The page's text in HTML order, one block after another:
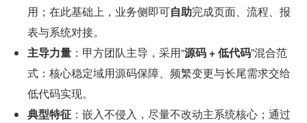
用；在此基础上，业务侧即可自助完成页面、流程、报
表与系统对接。
主导力量 ：甲方团队主导，采用“源码 + 低代码”混合范
式：核心稳定域用源码保障、频繁变更与长尾需求交给
低代码实现。
典型特征 ：嵌入不侵入，尽量不改动主系统核心；通过